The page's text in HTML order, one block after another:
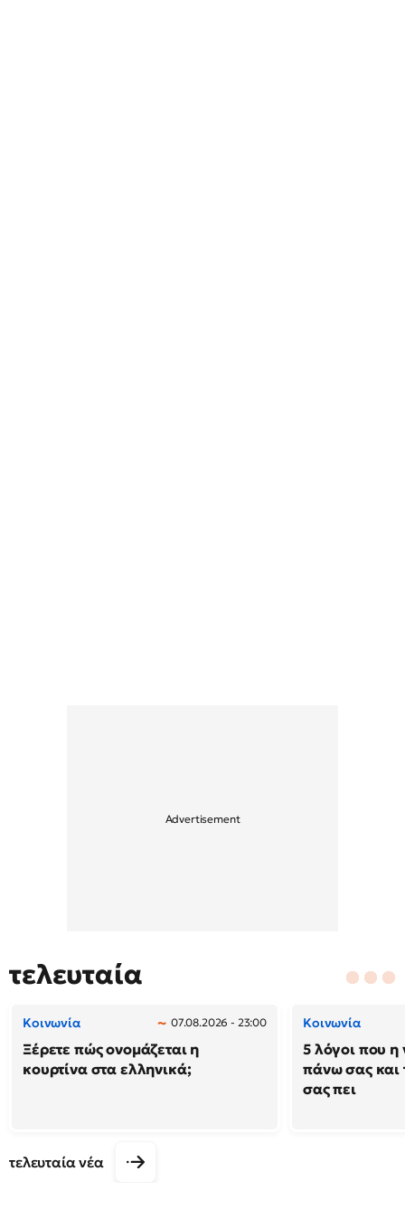
τελευταία
Κοινωνία 07.08.2026 - 23:00
Ξέρετε πώς ονομάζεται η
κουρτίνα στα ελληνικά;
Κοινωνία
5 λόγοι που η
πάνω σας και
σας πει
τελευταία νέα